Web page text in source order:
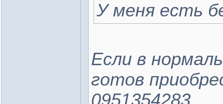
У меня есть
Если в
готов
0951354283